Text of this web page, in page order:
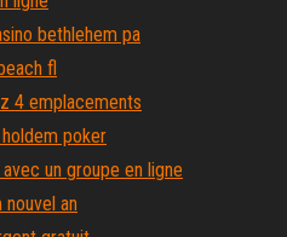
bethlehem pa
fl
4 emplacements
poker
un groupe en ligne
nouvel an